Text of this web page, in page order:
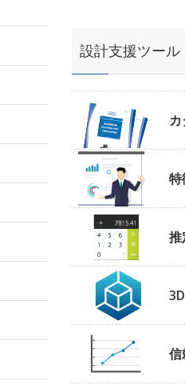
設計支援ツール
特
推
信